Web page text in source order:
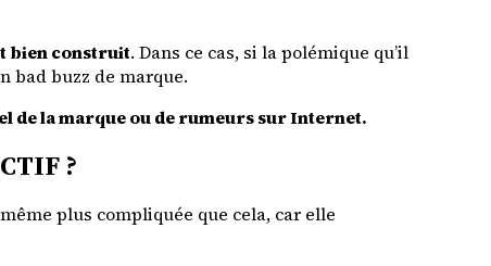
bien construit. Dans ce cas, si la polémique qu’il
bad buzz de marque.
de la marque ou de rumeurs sur Internet.
?
plus compliquée que cela, car elle